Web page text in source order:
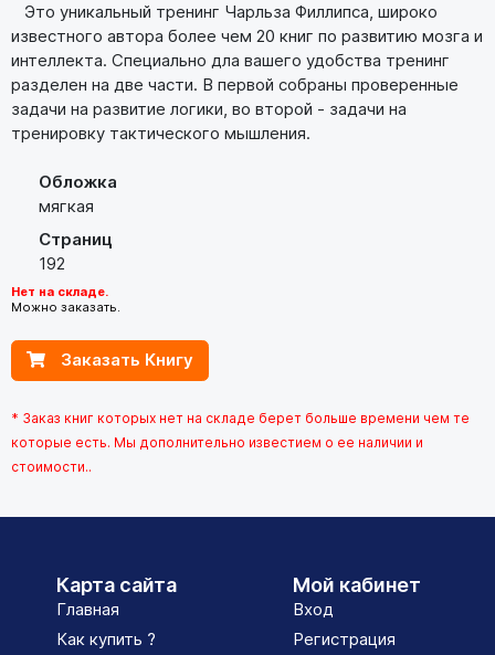
Это уникальный тренинг Чарльза Филлипса, широко
известного автора более чем 20 книг по развитию мозга и
интеллекта. Специально дла вашего удобства тренинг
разделен на две части. В первой собраны проверенные
задачи на развитие логики, во второй - задачи на
тренировку тактического мышления.
Обложка
мягкая
Страниц
192
Нет на складе.
Можно заказать.
Заказать Книгу
* Заказ книг которых нет на складе берет больше времени чем те
которые есть. Мы дополнительно известием о ее наличии и
стоимости..
Карта сайта
Главная
Как купить ?
Мой кабинет
Вход
Регистрация